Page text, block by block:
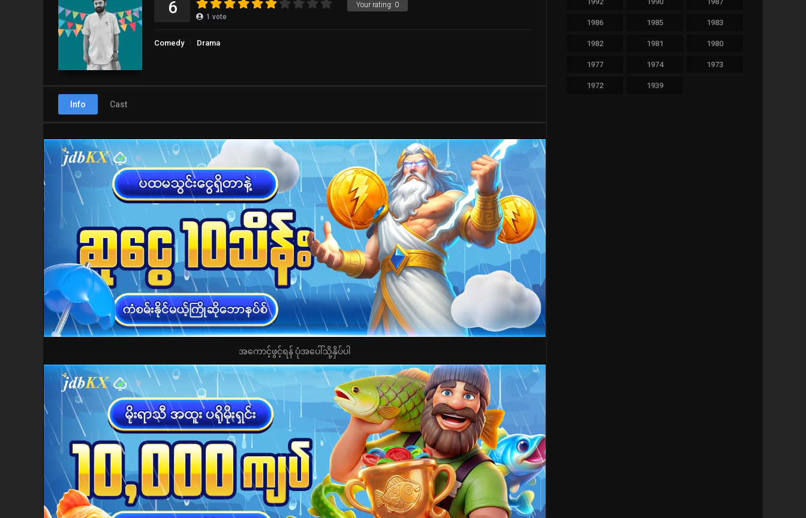
Your rating: 0
6 1 vote
Comedy Drama
Info Cast
အကောင့်ဖွင့်ရန် ပုံအပေါ်သို့နှိပ်ပါ
War
Western
1986 1985 1983
1982 1981 1980
1977 1974 1973
1972 1939